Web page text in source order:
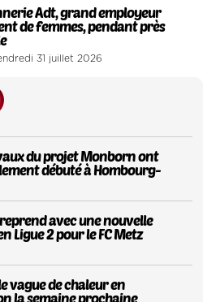
Adt, grand employeur
de femmes, pendant près
31 juillet 2026
du projet Monborn ont
débuté à Hombourg-
avec une nouvelle
Ligue 2 pour le FC Metz
vague de chaleur en
la semaine prochaine